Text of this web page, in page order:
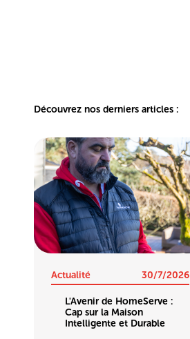
Découvrez nos derniers articles :
Actualité 30/7/2026
L'Avenir de HomeServe :
Cap sur la Maison
Intelligente et Durable